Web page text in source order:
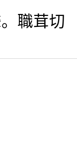
職茸切